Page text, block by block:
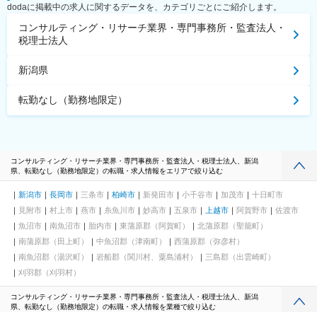
dodaに掲載中の求人に関するデータを、カテゴリごとにご紹介します。
コンサルティング・リサーチ業界・専門事務所・監査法人・
税理士法人
新潟県
転勤なし（勤務地限定）
コンサルティング・リサーチ業界・専門事務所・監査法人・税理士法人、新潟
県、転勤なし（勤務地限定）の転職・求人情報をエリアで絞り込む
新潟市 長岡市 三条市 柏崎市 新発田市 小千谷市 加茂市
十日町市
見附市
村上市 燕市 糸魚川市 妙高市 五泉市 上越市 阿賀野市
佐渡市
魚沼市
南魚沼市 胎内市 東蒲原郡（阿賀町）
北蒲原郡（聖籠町）
南蒲原郡（田上町）
中魚沼郡（津南町）
西蒲原郡（弥彦村）
南魚沼郡（湯沢町）
岩船郡（関川村、粟島浦村）
三島郡（出雲崎町）
刈羽郡（刈羽村）
コンサルティング・リサーチ業界・専門事務所・監査法人・税理士法人、新潟
県、転勤なし（勤務地限定）の転職・求人情報を業種で絞り込む